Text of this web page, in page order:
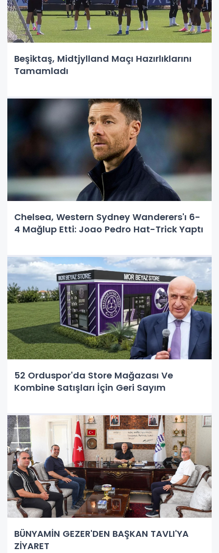
Beşiktaş, Midtjylland Maçı Hazırlıklarını
Tamamladı
Chelsea, Western Sydney Wanderers'ı 6-
4 Mağlup Etti: Joao Pedro Hat-Trick Yaptı
52 Orduspor'da Store Mağazası Ve
Kombine Satışları İçin Geri Sayım
BÜNYAMİN GEZER'DEN BAŞKAN TAVLI'YA
ZİYARET